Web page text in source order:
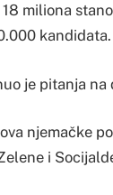
miliona
kandidata.
je pitanja na
njemačke
i